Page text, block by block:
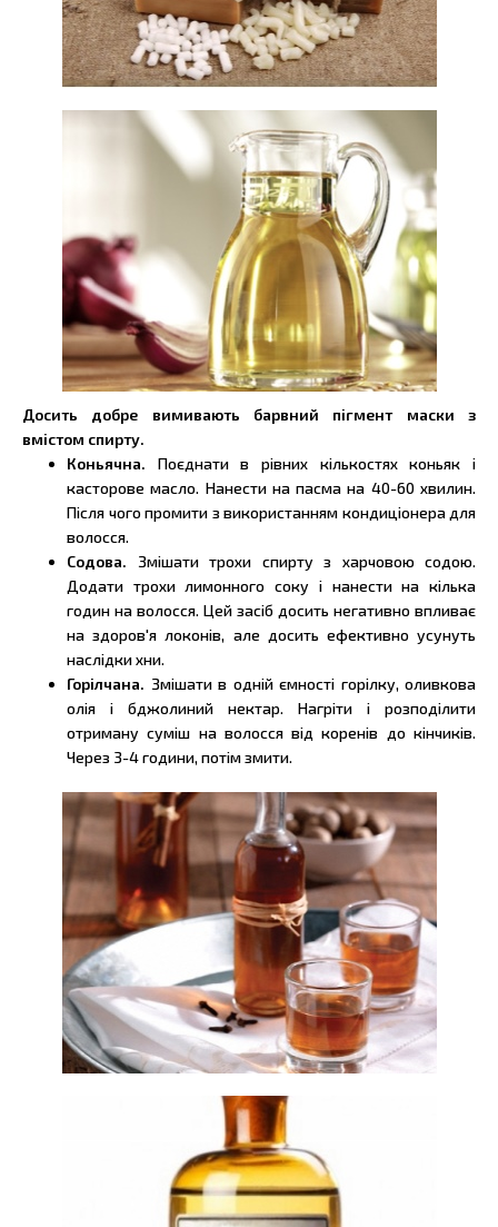
Досить добре вимивають барвний пігмент маски з
вмістом спирту.
Коньячна. Поєднати в рівних кількостях коньяк і
касторове масло. Нанести на пасма на 40-60 хвилин.
Після чого промити з використанням кондиціонера для
волосся.
Содова. Змішати трохи спирту з харчовою содою.
Додати трохи лимонного соку і нанести на кілька
годин на волосся. Цей засіб досить негативно впливає
на здоров'я локонів, але досить ефективно усунуть
наслідки хни.
Горілчана. Змішати в одній ємності горілку, оливкова
олія і бджолиний нектар. Нагріти і розподілити
отриману суміш на волосся від коренів до кінчиків.
Через 3-4 години, потім змити.